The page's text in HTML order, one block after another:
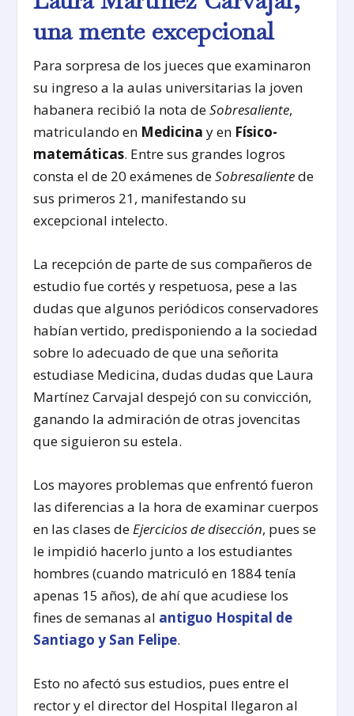
una mente excepcional
Para sorpresa de los jueces que examinaron
su ingreso a la aulas universitarias la joven
habanera recibió la nota deSobresaliente,
matriculando en Medicinay en Físico-
matemáticas. Entre sus grandes logros
consta el de 20 exámenes deSobresalientede
sus primeros 21, manifestando su
excepcional intelecto.
La recepción de parte de sus compañeros de
estudio fue cortés y respetuosa, pese a las
dudas que algunos periódicos conservadores
habían vertido, predisponiendo a la sociedad
sobre lo adecuado de que una señorita
estudiase Medicina, dudas dudas que Laura
Martínez Carvajal despejó con su convicción,
ganando la admiración de otras jovencitas
que siguieron su estela.
Los mayores problemas que enfrentó fueron
las diferencias a la hora de examinar cuerpos
en las clases deEjercicios de disección, pues se
le impidió hacerlo junto a los estudiantes
hombres (cuando matriculó en 1884 tenía
apenas 15 años), de ahí que acudiese los
fines de semanas al antiguo Hospital de
Santiago y San Felipe.
Esto no afectó sus estudios, pues entre el
rector y el director del Hospital llegaron al